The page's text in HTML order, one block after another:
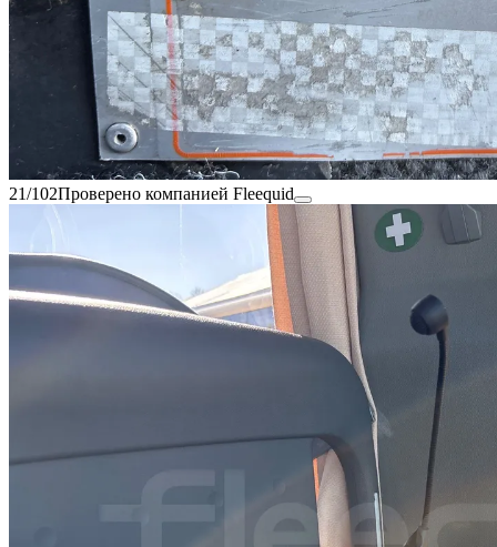
21/102Проверено компанией Fleequid